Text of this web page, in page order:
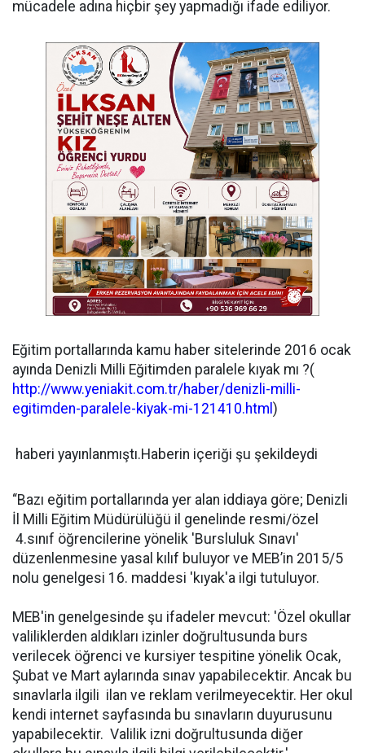
mücadele adına hiçbir şey yapmadığı ifade ediliyor.
Eğitim portallarında kamu haber sitelerinde 2016 ocak
ayında Denizli Milli Eğitimden paralele kıyak mı ?(
http://www.yeniakit.com.tr/haber/denizli-milli-
egitimden-paralele-kiyak-mi-121410.html )
haberi yayınlanmıştı.Haberin içeriği şu şekildeydi
“Bazı eğitim portallarında yer alan iddiaya göre; Denizli
İl Milli Eğitim Müdürülüğü il genelinde resmi/özel
4.sınıf öğrencilerine yönelik 'Bursluluk Sınavı'
düzenlenmesine yasal kılıf buluyor ve MEB’in 2015/5
nolu genelgesi 16. maddesi 'kıyak'a ilgi tutuluyor.
MEB'in genelgesinde şu ifadeler mevcut: 'Özel okullar
valiliklerden aldıkları izinler doğrultusunda burs
verilecek öğrenci ve kursiyer tespitine yönelik Ocak,
Şubat ve Mart aylarında sınav yapabilecektir. Ancak bu
sınavlarla ilgili ilan ve reklam verilmeyecektir. Her okul
kendi internet sayfasında bu sınavların duyurusunu
yapabilecektir. Valilik izni doğrultusunda diğer